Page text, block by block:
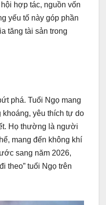
hợp tác, nguồn vốn
yếu tố này góp phần
tăng tài sản trong
phá. Tuổi Ngọ mang
yêu thích tự do
Họ thường là người
mang đến không khí
sang năm 2026,
theo” tuổi Ngọ trên